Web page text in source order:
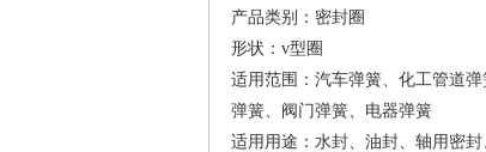
产品类别：密封圈
形状：v型圈
适用范围：汽车弹簧、化工管道
弹簧、阀门弹簧、电器弹簧
适用用途：水封、油封、轴用密